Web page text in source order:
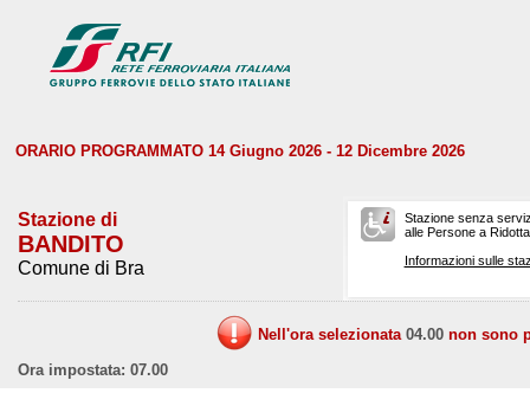
ORARIO PROGRAMMATO 14 Giugno 2026 - 12 Dicembre 2026
Stazione di
BANDITO
Comune di Bra
Stazione senza
alle Persone a
Informazioni sulle
Nell'ora selezionata 04.00 non sono
Ora impostata: 07.00